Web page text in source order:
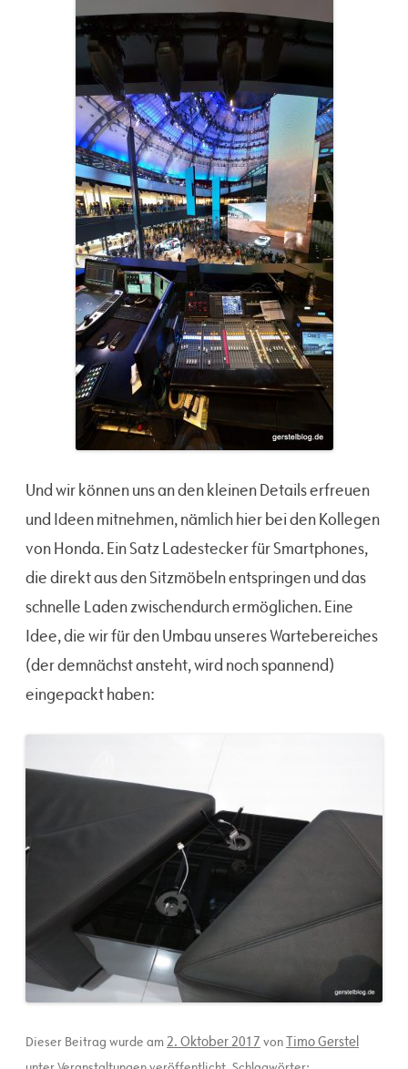
Und wir können uns an den kleinen Details erfreuen
und Ideen mitnehmen, nämlich hier bei den Kollegen
von Honda. Ein Satz Ladestecker für Smartphones,
die direkt aus den Sitzmöbeln entspringen und das
schnelle Laden zwischendurch ermöglichen. Eine
Idee, die wir für den Umbau unseres Wartebereiches
(der demnächst ansteht, wird noch spannend)
eingepackt haben:
Dieser Beitrag wurde am2. Oktober 2017 vonTimo Gerstel